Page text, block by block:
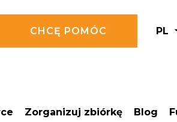
CHCĘ POMÓC PL
Zorganizuj zbiórkę Blog